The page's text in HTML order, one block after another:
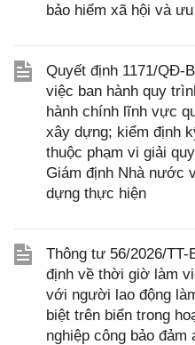
bảo hiểm xã hội và
Quyết định 1171/QĐ-
việc ban hành quy
hành chính lĩnh vực
xây dựng; kiểm định
thuộc phạm vi giải
Giám định Nhà nước
dựng thực hiện
Thông tư 56/2026/
định về thời giờ làm
với người lao động
biệt trên biển trong
nghiệp công bảo đảm